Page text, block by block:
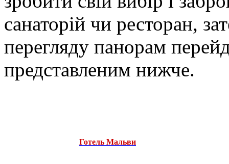
санаторій чи ресторан,
перегляду панорам
представленим нижче.
Готель Мальви